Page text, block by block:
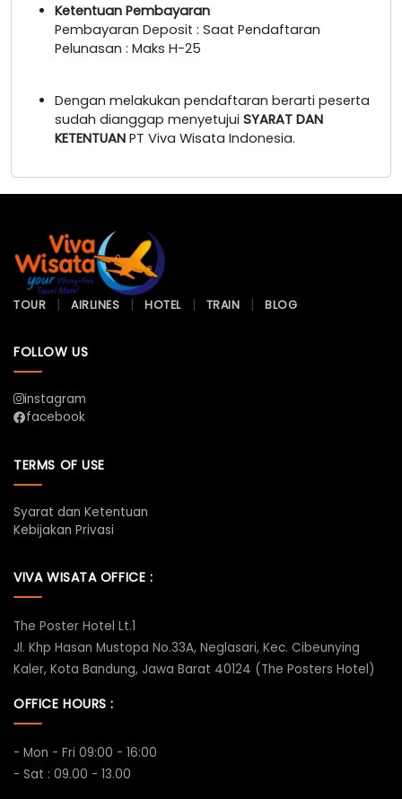
Ketentuan Pembayaran
Pembayaran Deposit : Saat Pendaftaran
Pelunasan : Maks H-25
Dengan melakukan pendaftaran berarti peserta
sudah dianggap menyetujui SYARAT DAN
KETENTUAN PT Viva Wisata Indonesia.
TOUR AIRLINES HOTEL TRAIN BLOG
FOLLOW US
instagram
facebook
TERMS OF USE
Syarat dan Ketentuan
Kebijakan Privasi
VIVA WISATA OFFICE :
The Poster Hotel Lt.1
Jl. Khp Hasan Mustopa No.33A, Neglasari, Kec. Cibeunying
Kaler, Kota Bandung, Jawa Barat 40124 (The Posters Hotel)
OFFICE HOURS :
- Mon - Fri 09:00 - 16:00
- Sat : 09.00 - 13.00